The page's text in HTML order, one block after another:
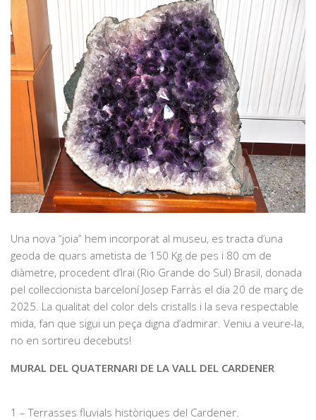
Una nova “joia” hem incorporat al museu, es tracta d’una
geoda de quars ametista de 150 Kg de pes i 80 cm de
diàmetre, procedent d’Irai (Rio Grande do Sul) Brasil, donada
pel col·leccionista barceloní Josep Farràs el dia 20 de març de
2025. La qualitat del color dels cristalls i la seva respectable
mida, fan que sigui un peça digna d’admirar. Veniu a veure-la,
no en sortireu decebuts!
MURAL DEL QUATERNARI DE LA VALL DEL CARDENER
1 – Terrasses fluvials històriques del Cardener.